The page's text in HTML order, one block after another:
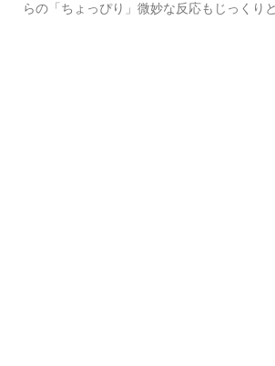
らの「ちょっぴり」微妙な反応もじっくり